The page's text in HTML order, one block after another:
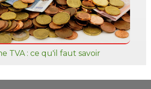
TVA : ce qu'il faut savoir